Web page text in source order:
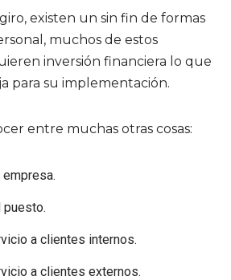
existen un sin fin de formas
muchos de estos
inversión financiera lo que
para su implementación.
entre muchas otras cosas:
puesto.
a clientes internos.
a clientes externos.